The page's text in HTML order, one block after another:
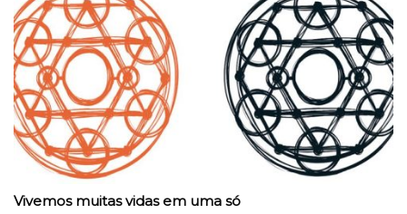
Vivemos muitas vidas em uma só